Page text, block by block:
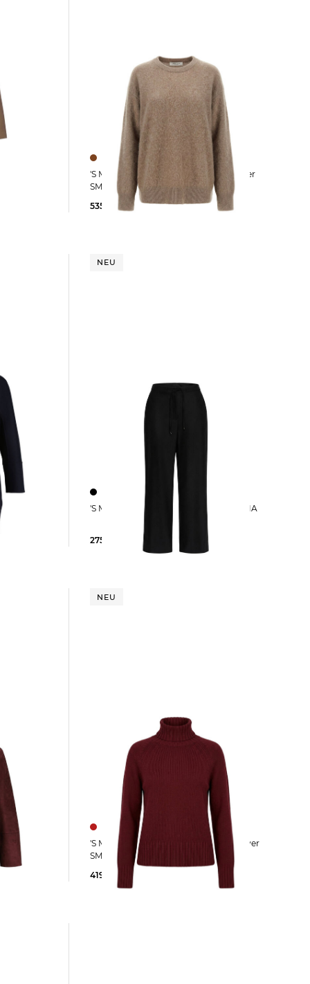
'S Max Mara | Damen Kaschmirpullover
SMMCHICCA
535,00 €
NEU
'S Max Mara | Damen Hose SMMFLORIA
275,00 €
NEU
'S Max Mara | Damen Rollkragenpullover
SMMMANTOVA
419,00 €